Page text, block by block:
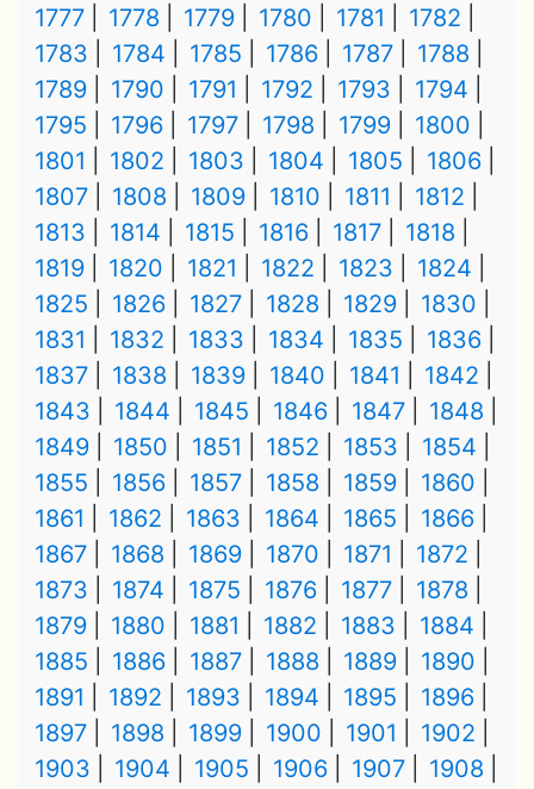
1777
1778 1779 1780 1781
1782
1783
1784 1785 1786 1787
1788
1789
1790 1791 1792 1793
1794
1795
1796 1797 1798 1799
1800
1801
1802 1803 1804 1805
1806
1807
1808 1809 1810 1811
1812
1813
1814 1815 1816 1817
1818
1819
1820 1821 1822 1823
1824
1825
1826 1827 1828 1829
1830
1831
1832 1833 1834 1835
1836
1837
1838 1839 1840 1841
1842
1843
1844 1845 1846 1847
1848
1849
1850 1851 1852 1853
1854
1855
1856 1857 1858 1859
1860
1861
1862 1863 1864 1865
1866
1867
1868 1869 1870 1871
1872
1873
1874 1875 1876 1877
1878
1879
1880 1881 1882 1883
1884
1885
1886 1887 1888 1889
1890
1891
1892 1893 1894 1895
1896
1897
1898 1899 1900 1901
1902
1903
1904 1905 1906 1907
1908